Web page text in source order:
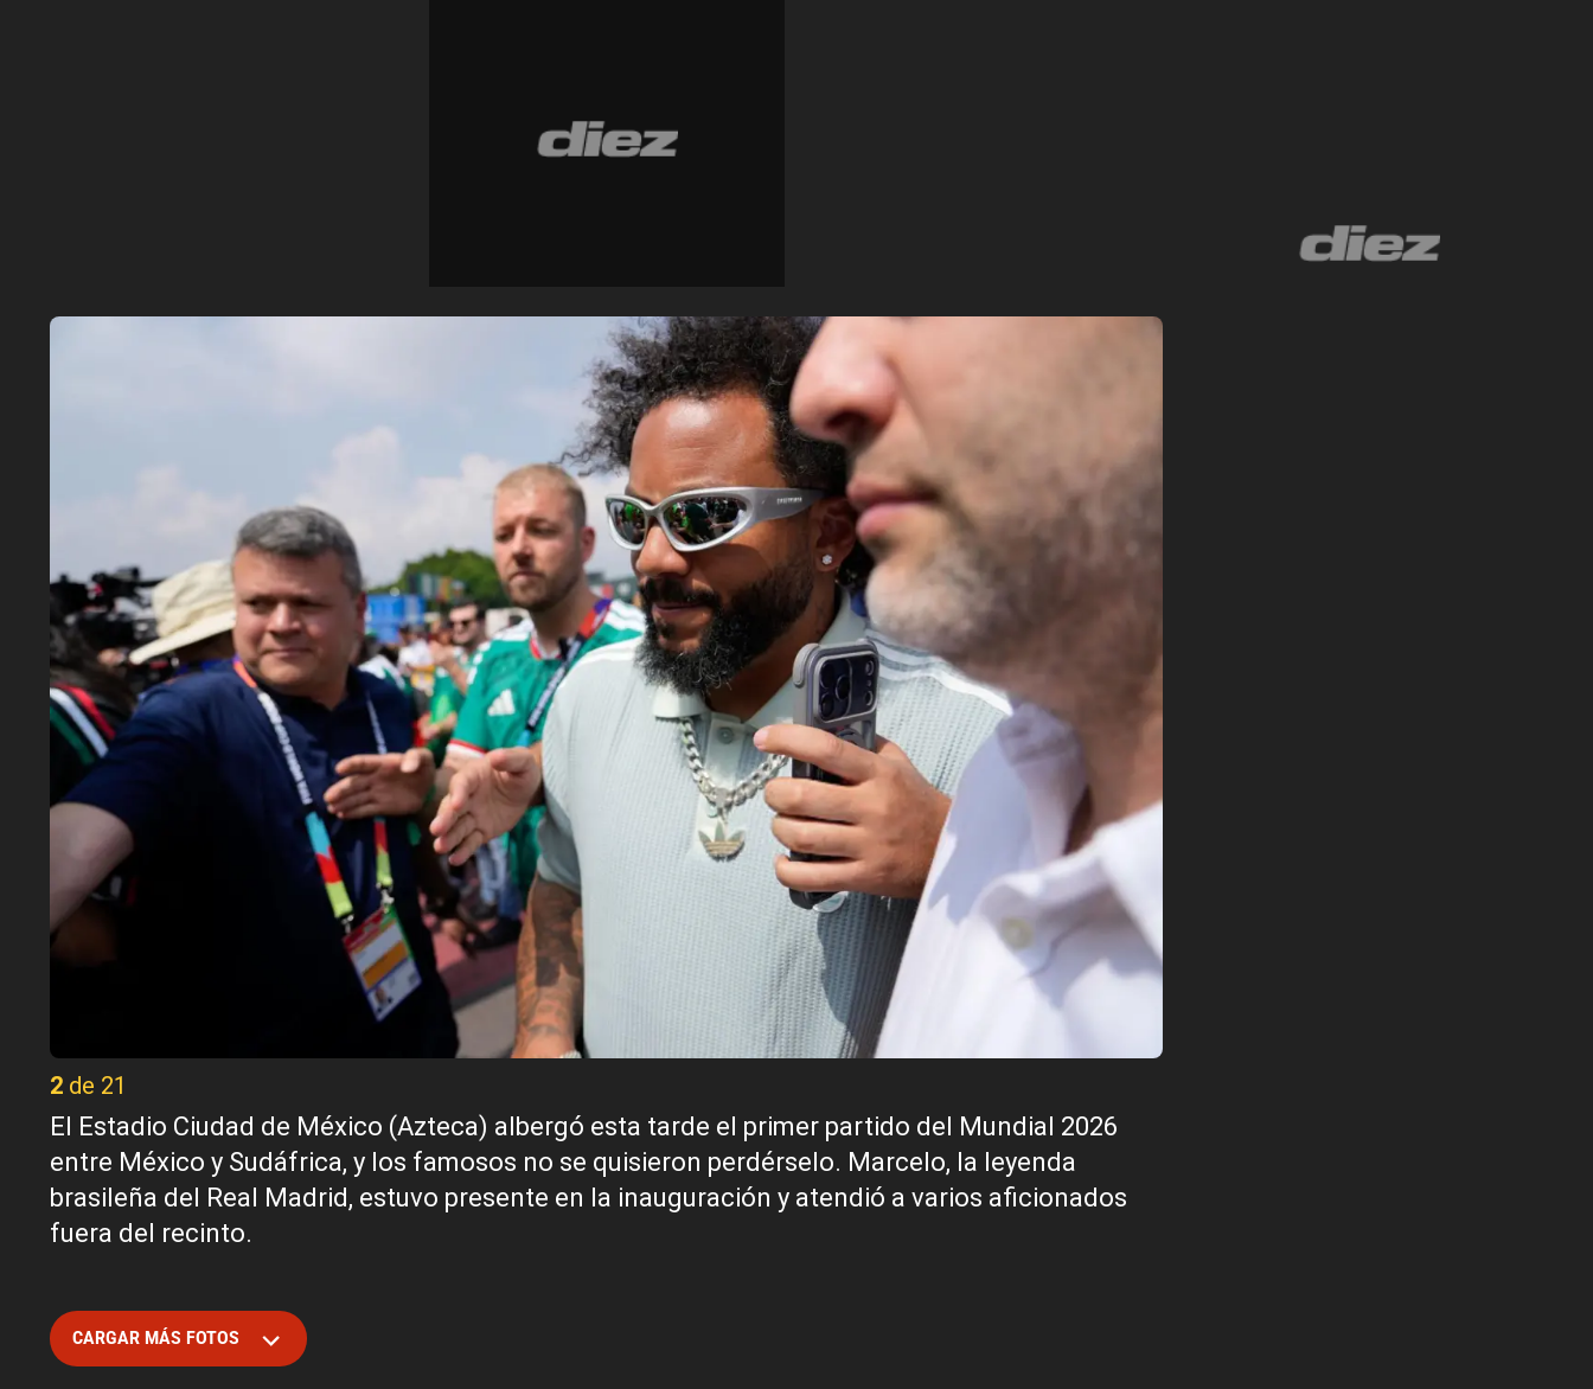
2 de 21
El Estadio Ciudad de México (Azteca) albergó esta tarde el primer partido del Mundial 2026
entre México y Sudáfrica, y los famosos no se quisieron perdérselo. Marcelo, la leyenda
brasileña del Real Madrid, estuvo presente en la inauguración y atendió a varios aficionados
fuera del recinto.
CARGAR MÁS FOTOS